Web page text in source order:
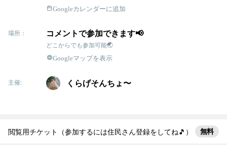
Googleカレンダーに追加
場所： コメントで参加できます📢
どこからでも参加可能🌏
Googleマップを表示
主催: くらげそんちょ〜
閲覧用チケット（参加するには住民さん登録をしてね🎵） 無料